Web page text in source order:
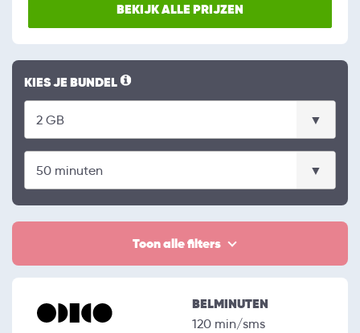
BEKIJK ALLE PRIJZEN
KIES JE BUNDEL
Toon alle filters
BELMINUTEN
120 min/sms